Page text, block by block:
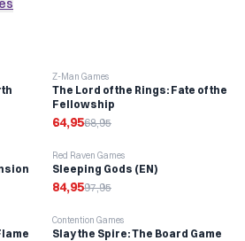
-6%
Z-Man Games
The Lord of the Rings: Fate of the
Fellowship
64,9568,95
-13%
Red Raven Games
Sleeping Gods (EN)
84,9597,95
-15%
Contention Games
Slay the Spire: The Board Game